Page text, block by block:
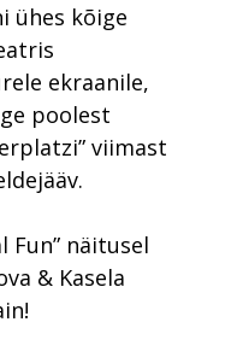
ühes kõige
ekraanile,
poolest
viimast
Fun” näitusel
& Kasela